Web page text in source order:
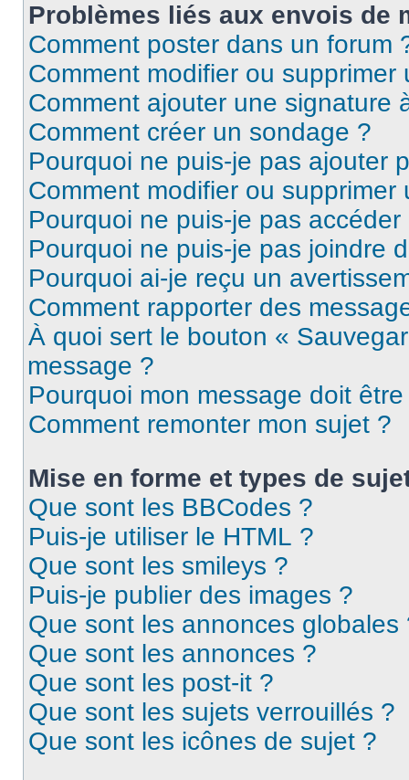
Problèmes liés aux envois de
Comment poster dans un forum
Comment modifier ou supprimer
Comment ajouter une signature
Comment créer un sondage ?
Pourquoi ne puis-je pas ajouter
Comment modifier ou supprimer
Pourquoi ne puis-je pas
Pourquoi ne puis-je pas joindre
Pourquoi ai-je reçu un
Comment rapporter des
À quoi sert le bouton «
message ?
Pourquoi mon message doit
Comment remonter mon sujet ?
Mise en forme et types de
Que sont les BBCodes ?
Puis-je utiliser le HTML ?
Que sont les smileys ?
Puis-je publier des images ?
Que sont les annonces globales
Que sont les annonces ?
Que sont les post-it ?
Que sont les sujets verrouillés ?
Que sont les icônes de sujet ?